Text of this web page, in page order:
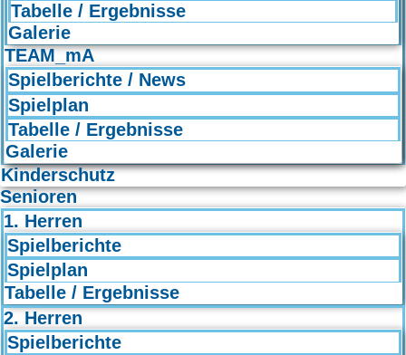
Tabelle / Ergebnisse
Galerie
TEAM_mA
Spielberichte / News
Spielplan
Tabelle / Ergebnisse
Galerie
Kinderschutz
Senioren
1. Herren
Spielberichte
Spielplan
Tabelle / Ergebnisse
2. Herren
Spielberichte